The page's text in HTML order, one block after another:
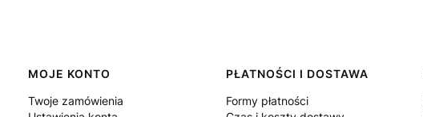
MOJE KONTO
Twoje zamówienia
PŁATNOŚCI I DOSTAWA
Formy płatności